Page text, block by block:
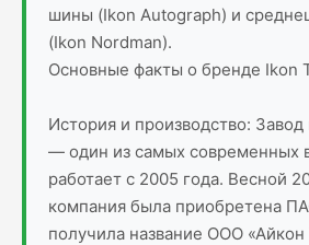
шины (Ikon Autograph) и
(Ikon Nordman).
Основные факты о бренде Ikon
История и производство:
— один из самых современных
работает с 2005 года. Весной
компания была приобретена
получила название ООО «Айкон